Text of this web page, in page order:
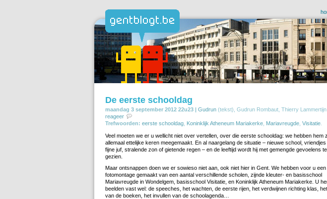
De eerste schooldag
maandag 3 september 2012 22u23 | Gudrun (tekst), Gudrun Rombaut, Thierry
reageer
Trefwoorden: eerste schooldag Koninklijk Atheneum Mariakerke Mariavreugde Visitatie
Veel moeten we er u wellicht niet over vertellen, over die eerste schooldag: we hebben hem
allemaal ettelijke keren meegemaakt. En al naargelang de situatie – nieuwe school, vriendjes
fijne juf, stralende zon of gietende regen – en de leeftijd wordt hij met gemengde gevoelens
gezien.
Maar ontsnappen doen we er sowieso niet aan, ook niet hier in Gent. We hebben voor u een
fotomontage gemaakt van een aantal verschillende scholen, zijnde kleuter- en basisschool
Mariavreugde in Wondelgem, basisschool Visitatie, en Koninklijk Atheneum Mariakerke. U
beelden vast wel: de speeches, het wachten, de eerste rijen, het verdwijnen richting klas,
van de boeken, het invullen van de schoolagenda…